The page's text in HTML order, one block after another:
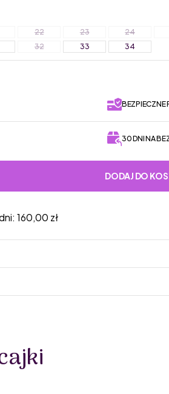
22 23 24
32 33 34
BEZPIECZNE
30 DNI NA
DODAJ DO
160,00 zł
austriacka marka obuwia